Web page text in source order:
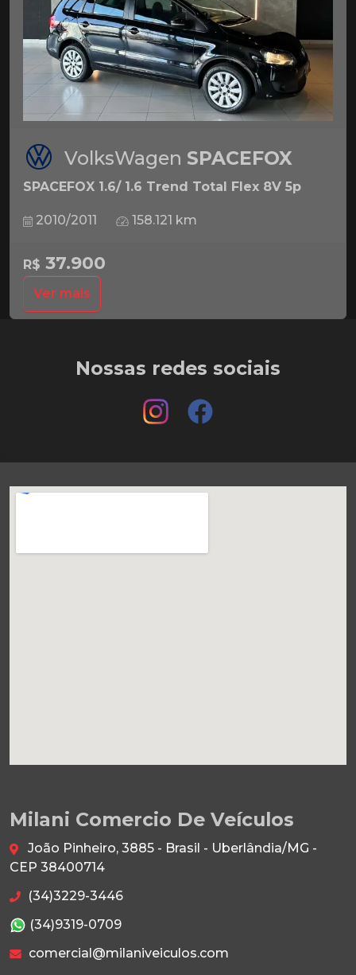
VolksWagen SPACEFOX
SPACEFOX 1.6/ 1.6 Trend Total Flex 8V 5p
2010/2011 158.121 km
R$ 37.900
Ver mais
Nossas redes sociais
Milani Comercio De Veículos
João Pinheiro, 3885 - Brasil - Uberlândia/MG -
CEP 38400714
(34)3229-3446
(34)9319-0709
comercial@milaniveiculos.com